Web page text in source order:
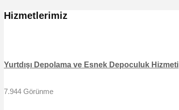
Hizmetlerimiz
Yurtdışı Depolama ve Esnek Depoculuk Hizmeti
7.944 Görünme